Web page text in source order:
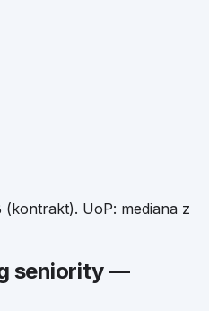
UoP: mediana z
seniority —